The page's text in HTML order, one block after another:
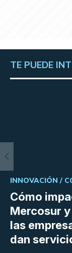
TE PUEDE
Cómo
Mercosur y
las
dan
INNOVACIÓN /